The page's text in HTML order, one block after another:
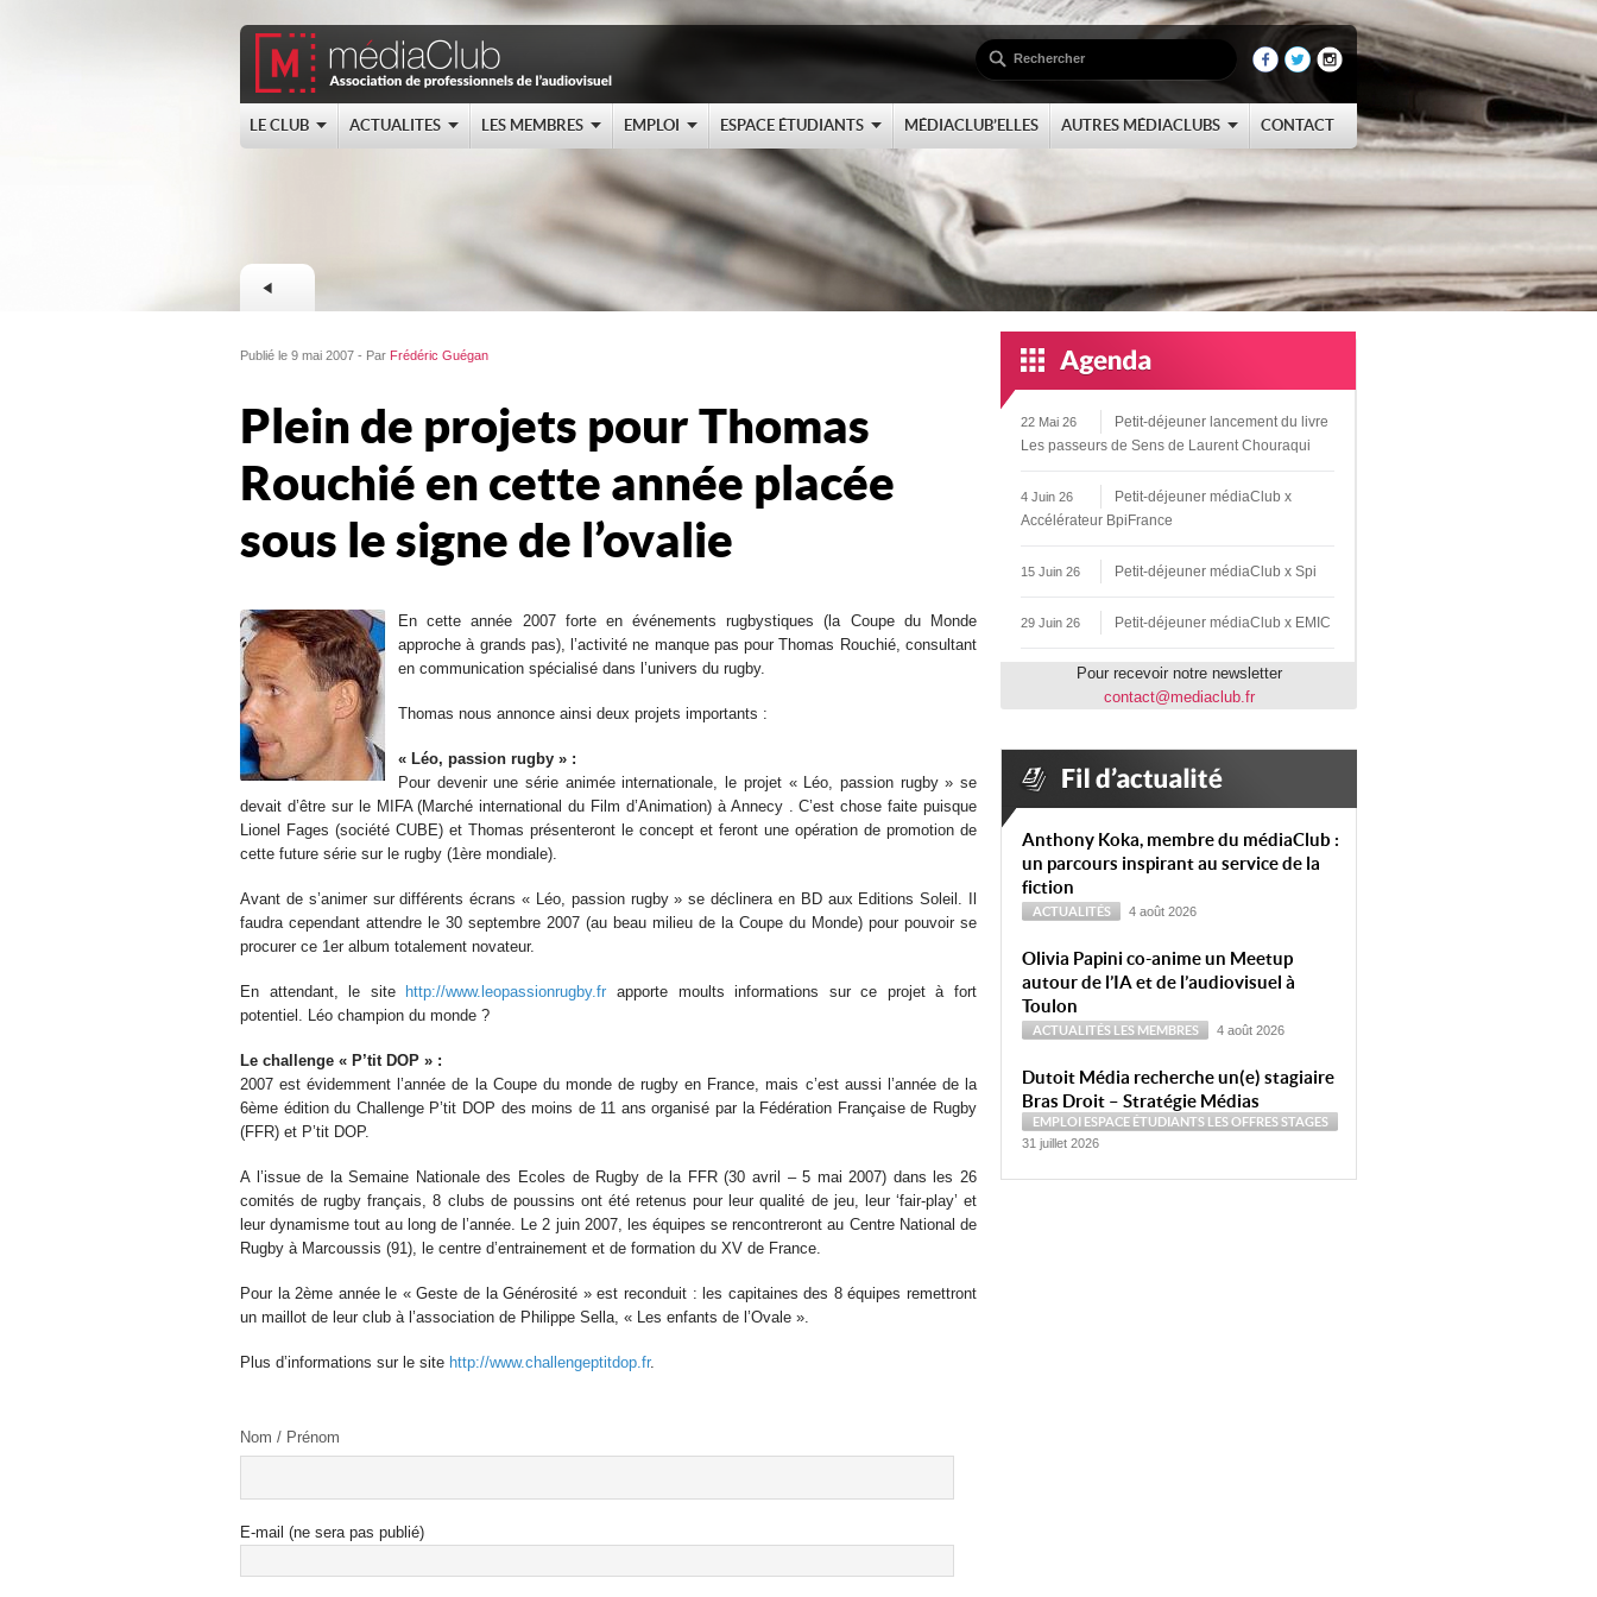
LE CLUB ACTUALITES LES MEMBRES EMPLOI ESPACE ÉTUDIANTS MÉDIACLUB’ELLES AUTRES MÉDIACLUBS CONTACT
Publié le 9 mai 2007 - Par Frédéric Guégan
Plein de projets pour Thomas
Rouchié en cette année placée
sous le signe de l’ovalie
En cette année 2007 forte en événements rugbystiques (la Coupe du Monde
approche à grands pas), l’activité ne manque pas pour Thomas Rouchié, consultant
en communication spécialisé dans l’univers du rugby.
Thomas nous annonce ainsi deux projets importants :
« Léo, passion rugby » :
Pour devenir une série animée internationale, le projet « Léo, passion rugby » se
devait d’être sur le MIFA (Marché international du Film d’Animation) à Annecy . C’est chose faite puisque
Lionel Fages (société CUBE) et Thomas présenteront le concept et feront une opération de promotion de
cette future série sur le rugby (1ère mondiale).
Avant de s’animer sur différents écrans « Léo, passion rugby » se déclinera en BD aux Editions Soleil. Il
faudra cependant attendre le 30 septembre 2007 (au beau milieu de la Coupe du Monde) pour pouvoir se
procurer ce 1er album totalement novateur.
En attendant, le site http://www.leopassionrugby.fr apporte moults informations sur ce projet à fort
potentiel. Léo champion du monde ?
Le challenge « P’tit DOP » :
2007 est évidemment l’année de la Coupe du monde de rugby en France, mais c’est aussi l’année de la
6ème édition du Challenge P’tit DOP des moins de 11 ans organisé par la Fédération Française de Rugby
(FFR) et P’tit DOP.
A l’issue de la Semaine Nationale des Ecoles de Rugby de la FFR (30 avril – 5 mai 2007) dans les 26
comités de rugby français, 8 clubs de poussins ont été retenus pour leur qualité de jeu, leur ‘fair-play’ et
leur dynamisme tout au long de l’année. Le 2 juin 2007, les équipes se rencontreront au Centre National de
Rugby à Marcoussis (91), le centre d’entrainement et de formation du XV de France.
Pour la 2ème année le « Geste de la Générosité » est reconduit : les capitaines des 8 équipes remettront
un maillot de leur club à l’association de Philippe Sella, « Les enfants de l’Ovale ».
Plus d’informations sur le site http://www.challengeptitdop.fr.
Nom / Prénom
E-mail (ne sera pas publié)
22 Mai 26
Petit-déjeuner lancement du livre
Les passeurs de Sens de Laurent Chouraqui
4 Juin 26
Petit-déjeuner médiaClub x
Accélérateur BpiFrance
15 Juin 26 Petit-déjeuner médiaClub x Spi
29 Juin 26 Petit-déjeuner médiaClub x EMIC
Pour recevoir notre newsletter
contact@mediaclub.fr
Anthony Koka, membre du médiaClub :
un parcours inspirant au service de la
fiction
ACTUALITÉS 4 août 2026
Olivia Papini co-anime un Meetup
autour de l’IA et de l’audiovisuel à
Toulon
ACTUALITÉS LES MEMBRES 4 août 2026
Dutoit Média recherche un(e) stagiaire
Bras Droit – Stratégie Médias
EMPLOI ESPACE ÉTUDIANTS LES OFFRESSTAGES
31 juillet 2026